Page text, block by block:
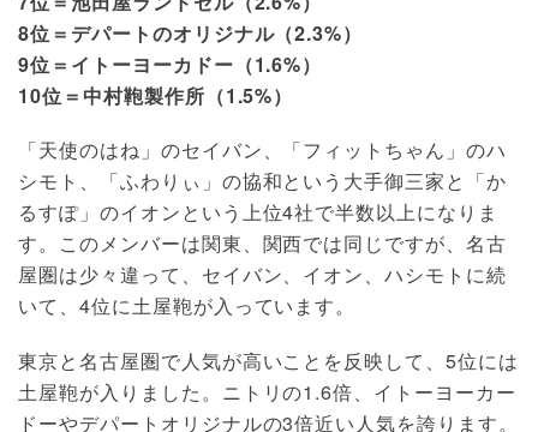
8位＝デパートのオリジナル（2.3%）
9位＝イトーヨーカドー（1.6%）
10位＝中村鞄製作所（1.5%）
「天使のはね」のセイバン、「フィットちゃん」のハ
シモト、「ふわりぃ」の協和という大手御三家と「か
るすぽ」のイオンという上位4社で半数以上になりま
す。このメンバーは関東、関西では同じですが、名古
屋圏は少々違って、セイバン、イオン、ハシモトに続
いて、4位に土屋鞄が入っています。
東京と名古屋圏で人気が高いことを反映して、5位には
土屋鞄が入りました。ニトリの1.6倍、イトーヨーカー
ドーやデパートオリジナルの3倍近い人気を誇ります。